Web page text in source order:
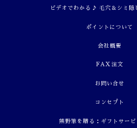
ビデオでわかる♪ 毛穴＆シミ隠
ポイントについて
会社概要
FAX注文
お問い合せ
コンセプト
熊野筆を贈る：ギフトサー